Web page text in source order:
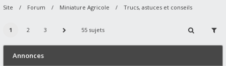
Site Forum Miniature Agricole Trucs, astuces et conseils
1 2 3 55 sujets
Annonces